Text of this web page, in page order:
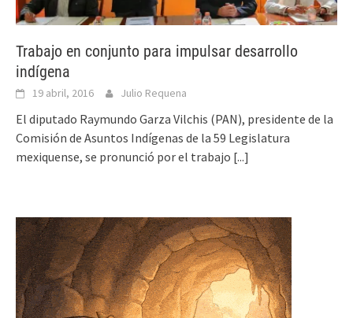
Trabajo en conjunto para impulsar desarrollo
indígena
19 abril, 2016 Julio Requena
El diputado Raymundo Garza Vilchis (PAN), presidente de la
Comisión de Asuntos Indígenas de la 59 Legislatura
mexiquense, se pronunció por el trabajo [...]